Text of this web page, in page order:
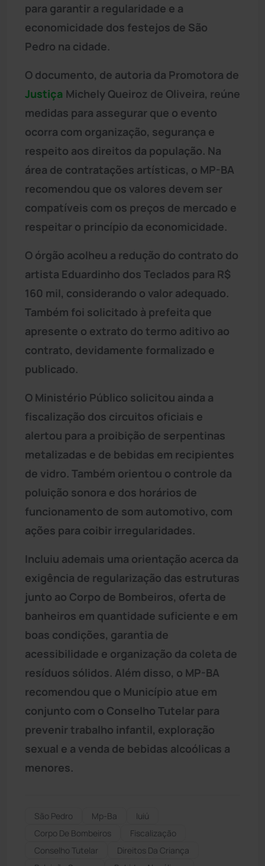
para garantir a regularidade e a
economicidade dos festejos de São
Pedro na cidade.
O documento, de autoria da Promotora de
Justiça Michely Queiroz de Oliveira, reúne
medidas para assegurar que o evento
ocorra com organização, segurança e
respeito aos direitos da população. Na
área de contratações artísticas, o MP-BA
recomendou que os valores devem ser
compatíveis com os preços de mercado e
respeitar o princípio da economicidade.
O órgão acolheu a redução do contrato do
artista Eduardinho dos Teclados para R$
160 mil, considerando o valor adequado.
Também foi solicitado à prefeita que
apresente o extrato do termo aditivo ao
contrato, devidamente formalizado e
publicado.
O Ministério Público solicitou ainda a
fiscalização dos circuitos oficiais e
alertou para a proibição de serpentinas
metalizadas e de bebidas em recipientes
de vidro. Também orientou o controle da
poluição sonora e dos horários de
funcionamento de som automotivo, com
ações para coibir irregularidades.
Incluiu ademais uma orientação acerca da
exigência de regularização das estruturas
junto ao Corpo de Bombeiros, oferta de
banheiros em quantidade suficiente e em
boas condições, garantia de
acessibilidade e organização da coleta de
resíduos sólidos. Além disso, o MP-BA
recomendou que o Município atue em
conjunto com o Conselho Tutelar para
prevenir trabalho infantil, exploração
sexual e a venda de bebidas alcoólicas a
menores.
São Pedro Mp-Ba
Iuiú
Corpo De Bombeiros
Fiscalização
Conselho Tutelar
Direitos Da Criança